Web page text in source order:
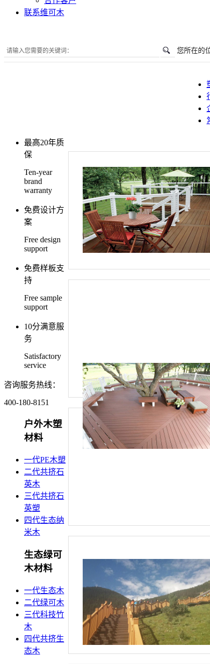
联系维可木
您所在的
最高20年质
保
Ten-year
brand
warranty
免费设计方
案
Free design
support
免费样板支
持
Free sample
support
10分满意服
务
Satisfactory
service
咨询服务热线：
400-180-8151
户外木塑
材料
一代PE木塑
二代共挤石
英木
三代共挤石
英塑
四代生态纳
米木
生态绿可
木材料
一代生态木
二代绿可木
三代科技竹
木
四代共挤生
态木